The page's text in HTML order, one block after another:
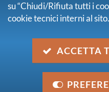
descrizione
Riccardo Cesari
su “Chiudi/Rifiuta tutti i
cookie tecnici interni al sito.
ACCETTA